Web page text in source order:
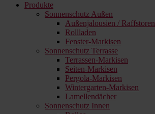
Produkte
Sonnenschutz Außen
Außenjalousien / Raffstoren
Rollladen
Fenster-Markisen
Sonnenschutz Terrasse
Terrassen-Markisen
Seiten-Markisen
Pergola-Markisen
Wintergarten-Markisen
Lamellendächer
Sonnenschutz Innen